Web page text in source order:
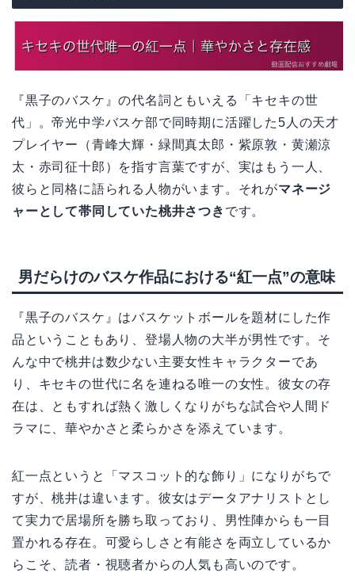
『黒子のバスケ』の代名詞ともいえる「キセキの世
代」。帝光中学バスケ部で同時期に活躍した5人の天才
プレイヤー（青峰大輝・緑間真太郎・紫原敦・黄瀬涼
太・赤司征十郎）を指す言葉ですが、実はもう一人、
彼らと同格に語られる人物がいます。それがマネージ
ャーとして帯同していた桃井さつき です。
男だらけのバスケ作品における“紅一点”の意味
『黒子のバスケ』はバスケットボールを題材にした作
品ということもあり、登場人物の大半が男性です。そ
んな中で桃井は数少ない主要女性キャラクターであ
り、キセキの世代に名を連ねる唯一の女性。彼女の存
在は、ともすれば熱く激しくなりがちな試合や人間ド
ラマに、華やかさと柔らかさを添えています。
紅一点というと「マスコット的な飾り」になりがちで
すが、桃井は違います。彼女はデータアナリストとし
て実力で居場所を勝ち取っており、男性陣からも一目
置かれる存在。可愛らしさと有能さを両立しているか
らこそ、読者・視聴者からの人気も高いのです。